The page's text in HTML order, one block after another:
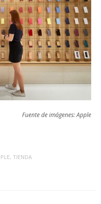
Fuente de imágenes: Apple
, TIENDA